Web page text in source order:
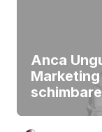
Anca
Marketing